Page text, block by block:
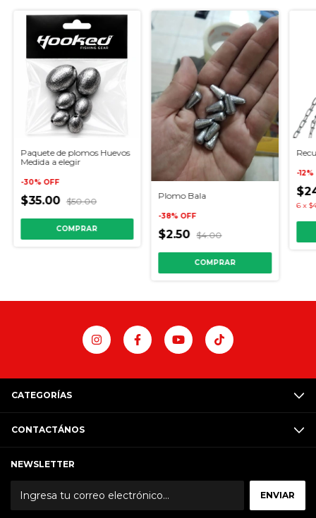
Paquete de plomos Huevos
Medida a elegir
-30% OFF
$35.00 $50.00
COMPRAR
Plomo Bala
-38% OFF
$2.50 $4.00
COMPRAR
-12%
6 x
CATEGORÍAS
CONTACTÁNOS
NEWSLETTER